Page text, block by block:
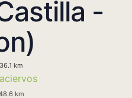
-
36.1 km
km